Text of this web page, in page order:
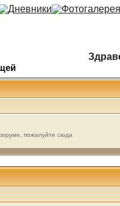
Дневники Фотогалерея
пожалуйте сюда